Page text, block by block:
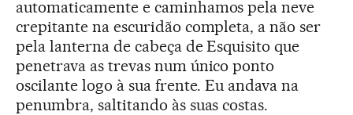
automaticamente e caminhamos pela neve
crepitante na escuridão completa, a não ser
pela lanterna de cabeça de Esquisito que
penetrava as trevas num único ponto
oscilante logo à sua frente. Eu andava na
penumbra, saltitando às suas costas.